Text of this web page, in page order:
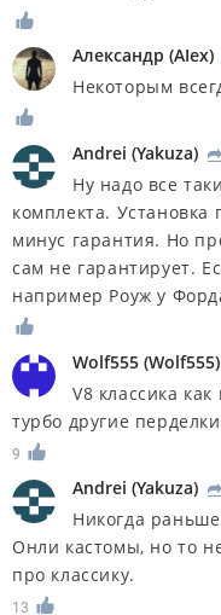
Александр (AIex)
Некоторым
Andrei (Yakuza) R
Ну надо все
комплекта. Установка
минус гарантия. Но
сам не гарантирует.
например Роуж у
Wolf555 (Wolf555)
V8 классика
турбо другие
9
Andrei (Yakuza) R
Никогда
Онли кастомы, но то
про классику.
13